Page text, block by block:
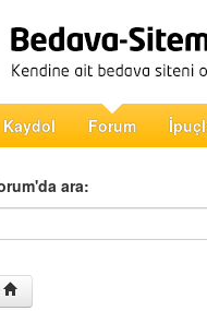
Kaydol Forum
ara:
ara